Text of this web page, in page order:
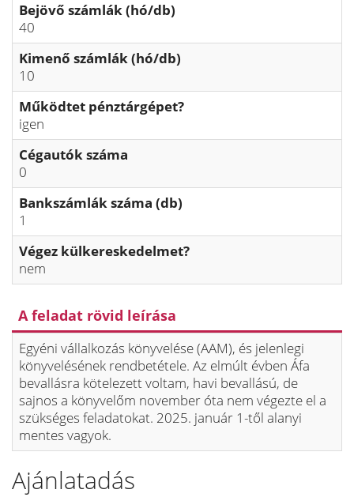
Bejövő számlák (hó/db)
40
Kimenő számlák (hó/db)
10
Működtet pénztárgépet?
igen
Cégautók száma
0
Bankszámlák száma (db)
1
Végez külkereskedelmet?
nem
A feladat rövid leírása
Egyéni vállalkozás könyvelése (AAM), és jelenlegi
könyvelésének rendbetétele. Az elmúlt évben Áfa
bevallásra kötelezett voltam, havi bevallású, de
sajnos a könyvelőm november óta nem végezte el a
szükséges feladatokat. 2025. január 1-től alanyi
mentes vagyok.
Ajánlatadás